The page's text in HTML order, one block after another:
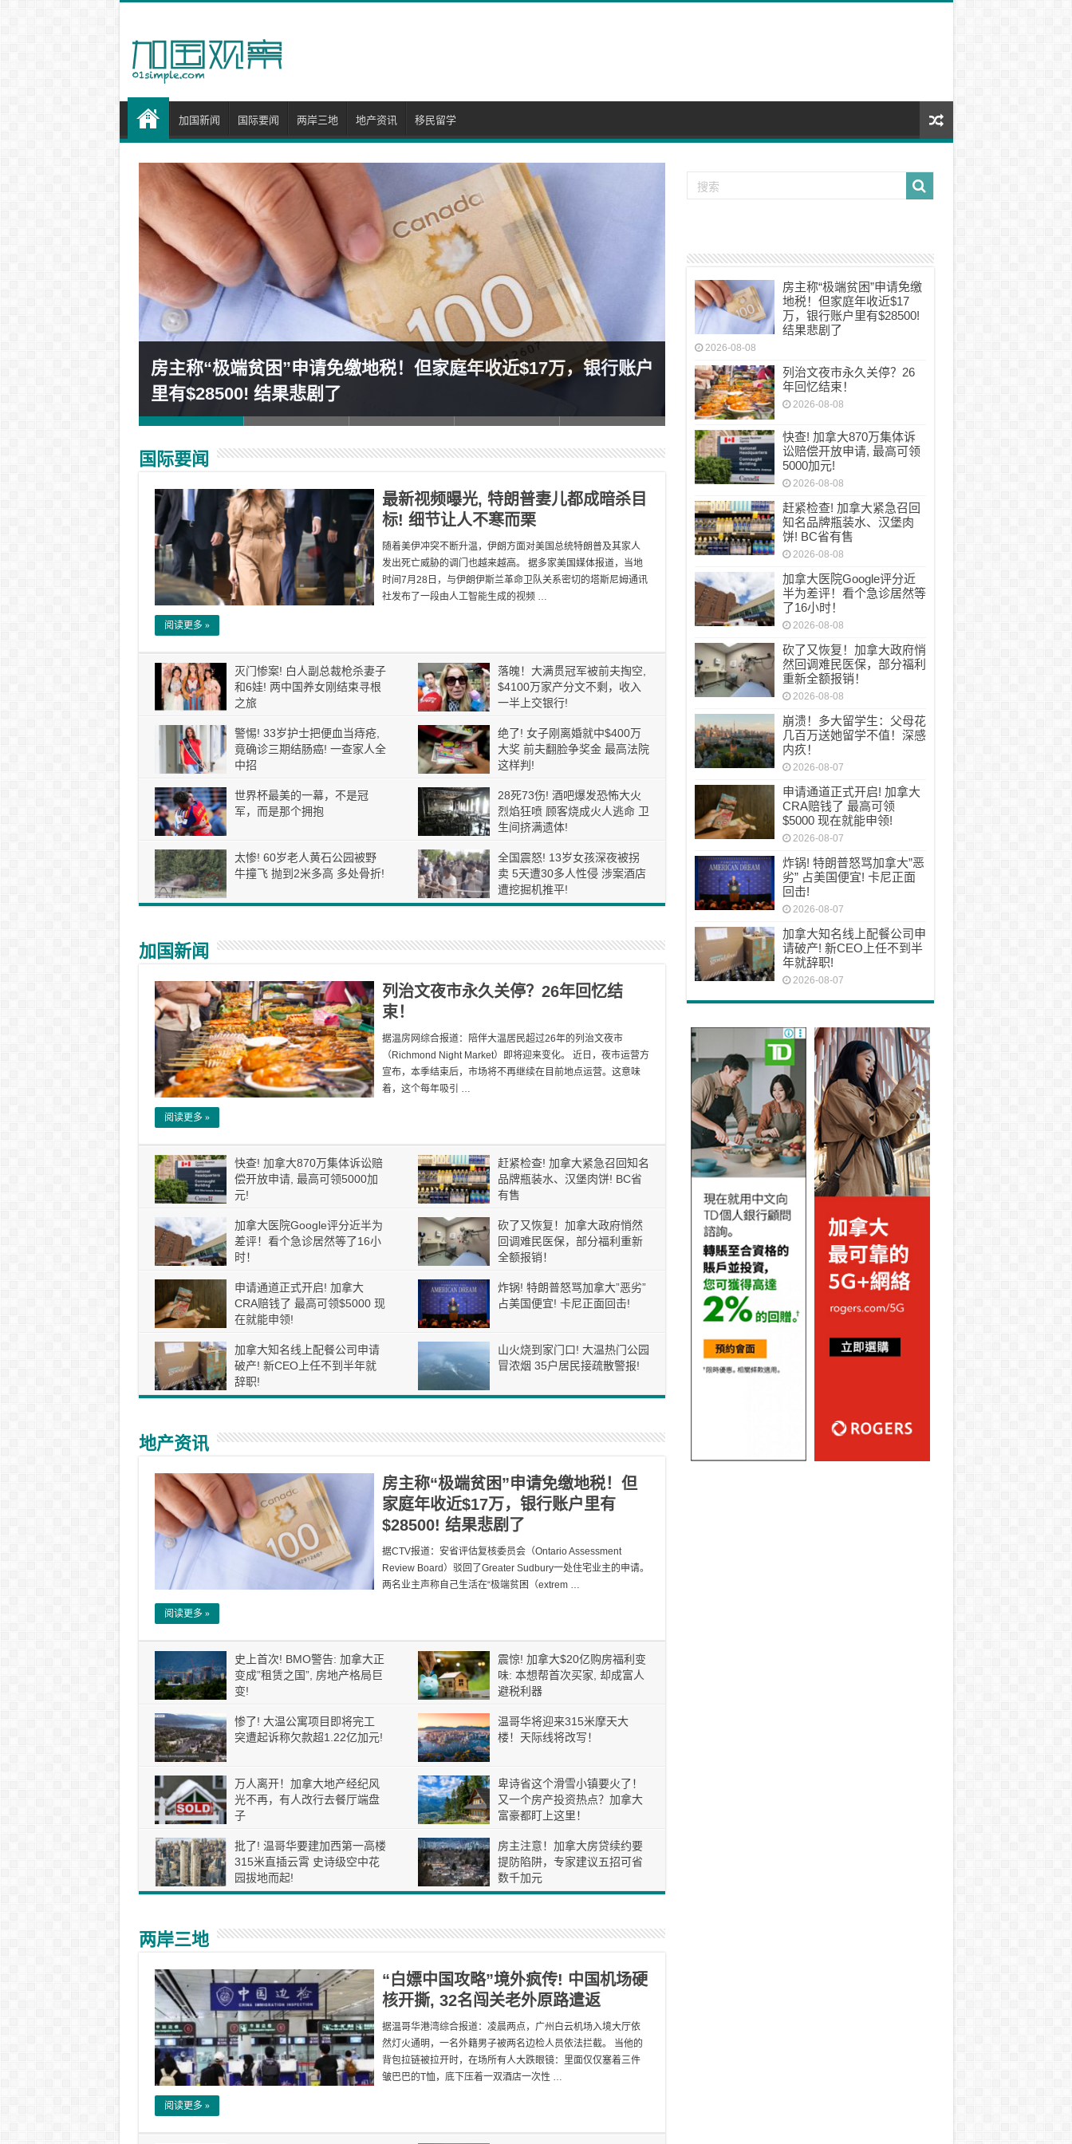
加国新闻 国际要闻 两岸三地 地产资讯 移民留学
房主称“极端贫困”申请免缴地税！但家庭年收近$17万，银行账户
里有$28500! 结果悲剧了
列治文夜市永久关停？26年回忆结束！
国际要闻
最新视频曝光, 特朗普妻儿都成暗杀目
标! 细节让人不寒而栗
随着美伊冲突不断升温，伊朗方面对美国总统特朗普及其家人
发出死亡威胁的调门也越来越高。 据多家美国媒体报道，当地
时间7月28日，与伊朗伊斯兰革命卫队关系密切的塔斯尼姆通讯
社发布了一段由人工智能生成的视频 …
阅读更多 »
灭门惨案! 白人副总裁枪杀妻子
和6娃! 两中国养女刚结束寻根
之旅
落魄！大满贯冠军被前夫掏空,
$4100万家产分文不剩，收入
一半上交银行!
警惕! 33岁护士把便血当痔疮,
竟确诊三期结肠癌! 一查家人全
中招
绝了! 女子刚离婚就中$400万
大奖 前夫翻脸争奖金 最高法院
这样判!
世界杯最美的一幕，不是冠
军，而是那个拥抱
28死73伤! 酒吧爆发恐怖大火
烈焰狂喷 顾客烧成火人逃命 卫
生间挤满遗体!
太惨! 60岁老人黄石公园被野
牛撞飞 抛到2米多高 多处骨折!
全国震怒! 13岁女孩深夜被拐
卖 5天遭30多人性侵 涉案酒店
遭挖掘机推平!
加国新闻
列治文夜市永久关停？26年回忆结
束！
据温房网综合报道：陪伴大温居民超过26年的列治文夜市
（Richmond Night Market）即将迎来变化。 近日，夜市运营方
宣布，本季结束后，市场将不再继续在目前地点运营。这意味
着，这个每年吸引 …
阅读更多 »
快查! 加拿大870万集体诉讼赔
偿开放申请, 最高可领5000加
元!
赶紧检查! 加拿大紧急召回知名
品牌瓶装水、汉堡肉饼! BC省
有售
加拿大医院Google评分近半为
差评！看个急诊居然等了16小
时！
砍了又恢复！加拿大政府悄然
回调难民医保，部分福利重新
全额报销！
申请通道正式开启! 加拿大
CRA赔钱了 最高可领$5000 现
在就能申领!
炸锅! 特朗普怒骂加拿大”恶劣”
占美国便宜! 卡尼正面回击!
加拿大知名线上配餐公司申请
破产! 新CEO上任不到半年就
辞职!
山火烧到家门口! 大温热门公园
冒浓烟 35户居民接疏散警报!
地产资讯
房主称“极端贫困”申请免缴地税！但
家庭年收近$17万，银行账户里有
$28500! 结果悲剧了
据CTV报道：安省评估复核委员会（Ontario Assessment
Review Board）驳回了Greater Sudbury一处住宅业主的申请。
两名业主声称自己生活在“极端贫困（extrem …
阅读更多 »
史上首次! BMO警告: 加拿大正
变成”租赁之国”, 房地产格局巨
变!
震惊! 加拿大$20亿购房福利变
味: 本想帮首次买家, 却成富人
避税利器
惨了! 大温公寓项目即将完工
突遭起诉称欠款超1.22亿加元!
温哥华将迎来315米摩天大
楼！天际线将改写！
万人离开！加拿大地产经纪风
光不再，有人改行去餐厅端盘
子
卑诗省这个滑雪小镇要火了！
又一个房产投资热点？加拿大
富豪都盯上这里！
批了! 温哥华要建加西第一高楼
315米直插云霄 史诗级空中花
园拔地而起!
房主注意！加拿大房贷续约要
提防陷阱，专家建议五招可省
数千加元
两岸三地
“白嫖中国攻略”境外疯传! 中国机场硬
核开撕, 32名闯关老外原路遣返
据温哥华港湾综合报道：凌晨两点，广州白云机场入境大厅依
然灯火通明，一名外籍男子被两名边检人员依法拦截。 当他的
背包拉链被拉开时，在场所有人大跌眼镜：里面仅仅塞着三件
皱巴巴的T恤，底下压着一双酒店一次性 …
阅读更多 »
房主称“极端贫困”申请免缴
地税！但家庭年收近$17
万，银行账户里有$28500!
结果悲剧了
2026-08-08
列治文夜市永久关停？26
年回忆结束！
2026-08-08
快查! 加拿大870万集体诉
讼赔偿开放申请, 最高可领
5000加元!
2026-08-08
赶紧检查! 加拿大紧急召回
知名品牌瓶装水、汉堡肉
饼! BC省有售
2026-08-08
加拿大医院Google评分近
半为差评！看个急诊居然等
了16小时！
2026-08-08
砍了又恢复！加拿大政府悄
然回调难民医保，部分福利
重新全额报销！
2026-08-08
崩溃！多大留学生：父母花
几百万送她留学不值！深感
内疚！
2026-08-07
申请通道正式开启! 加拿大
CRA赔钱了 最高可领
$5000 现在就能申领!
2026-08-07
炸锅! 特朗普怒骂加拿大”恶
劣” 占美国便宜! 卡尼正面
回击!
2026-08-07
加拿大知名线上配餐公司申
请破产! 新CEO上任不到半
年就辞职!
2026-08-07